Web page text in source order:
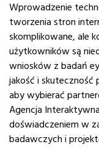
Wprowadzenie
tworzenia stron
skomplikowane, ale
użytkowników są
wniosków z badań
jakość i skuteczność
aby wybierać
Agencja
doświadczeniem w
badawczych i